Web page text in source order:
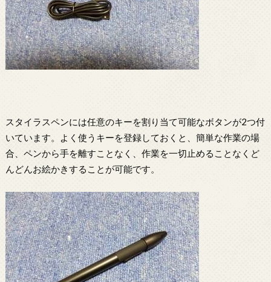
スタイラスペンには任意のキーを割り当て可能なボタンが2つ付
いています。よく使うキーを登録しておくと、簡単な作業の場
合、ペンから手を離すことなく、作業を一切止めることなくど
んどんお絵かきすることが可能です。